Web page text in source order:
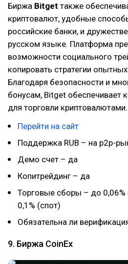
Биржа Bitget также
криптовалют, удобные
российские банки, и
русском языке. Платформа
возможности социального
копировать стратегии
Благодаря безопасности и
бонусам, Bitget обеспечивает
для торговли криптовалютами.
Перейти на сайт
Поддержка RUB – на p2p-
Демо счет – да
Копитрейдинг – да
Торговые сборы – до
0,1% (спот)
Обязательна ли
9. Биржа CoinEx